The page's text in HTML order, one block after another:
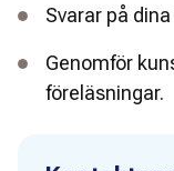
Svarar på
Genomför
föreläsningar.